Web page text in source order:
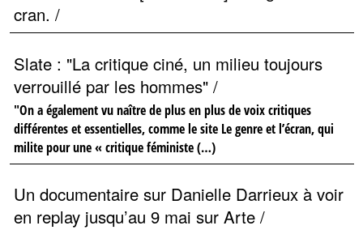
cran. /
Slate : "La critique ciné, un milieu toujours
verrouillé par les hommes" /
"On a également vu naître de plus en plus de voix critiques
différentes et essentielles, comme le site Le genre et l’écran, qui
milite pour une « critique féministe (…)
Un documentaire sur Danielle Darrieux à voir
en replay jusqu’au 9 mai sur Arte /